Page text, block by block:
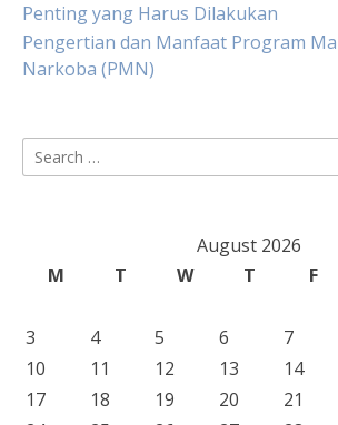
Penting yang Harus Dilakukan
Pengertian dan Manfaat Program
Narkoba (PMN)
Search
for:
August 2026
M
T W T F
3
4 5 6 7
10
11 12 13 14
17
18 19 20 21